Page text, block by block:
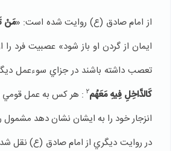
از امام صادق (ع) روايت شده است: «مَنْ
ايمان از گردن او باز شود» عصبيت
تعصب داشته باشند در جزاي سوءعمل
كَالدَّاخِلِ فِيهِ مَعَهُم۲ : هر كس به عمل قومي
انزجار خود را به ايشان نشان دهد مشمول
در روايت ديگري از امام صادق (ع) نقل